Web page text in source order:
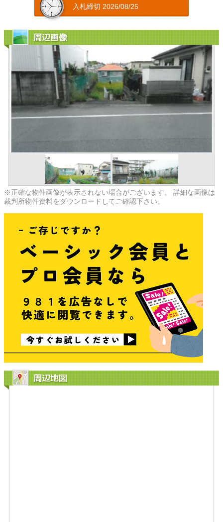
入札締切 2026/08/25
周辺画像
※正確な物件画像が表示されない場合がございます。 詳細な画像は
裁判所物件資料をダウンロードしてご確認下さい。
周辺地図